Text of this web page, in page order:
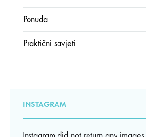
Ponuda
Praktični savjeti
INSTAGRAM